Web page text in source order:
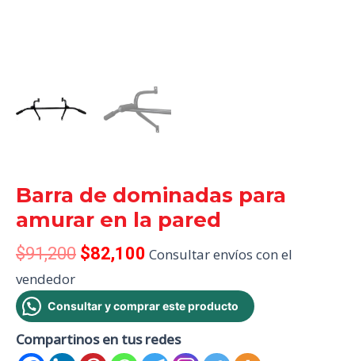
Barra de dominadas para
amurar en la pared
$91,200 $82,100 Consultar envíos con el
vendedor
Consultar y comprar este producto
Compartinos en tus redes